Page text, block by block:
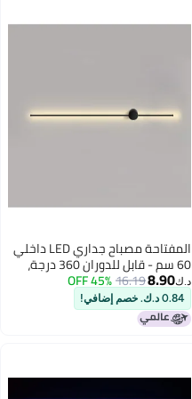
المفتاحة مصباح جداري LED داخلي
60 سم - قابل للدوران 360 درجة،
تصميم عصري أسود | مصباح جداري
من الألومنيوم قابل للتعديل، إضاءة
بيضاء دافئة 3000 كلفن | إضاءة
ديكورية بسيطة لغرفة المعيشة
د.ك‏8.90
16.19
45% OFF
0.84 د.ك. خصم إضافي!